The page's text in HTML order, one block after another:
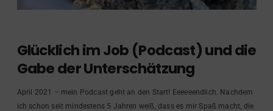
Glücklich im Job (Podcast) und die
Gabe der Unterschätzung
April 2021 – mein Podcast geht an den Start! Eeeeeendlich. Nachdem
ich schon seit mindestens 5 Jahren weiß, dass es mir Spaß macht, die